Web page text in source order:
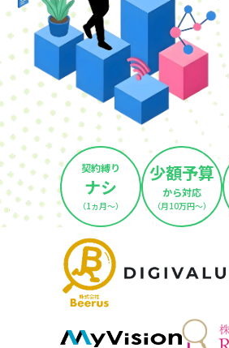
契約縛り
ナシ
（1ヵ月～）
少額予算
から対応
（月10万円～）